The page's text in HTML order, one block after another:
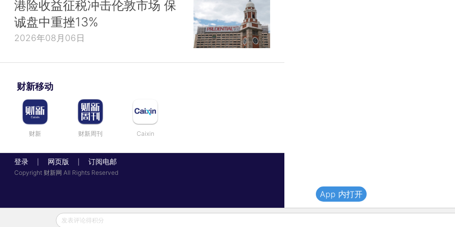
港险收益征税冲击伦敦市场 保
诚盘中重挫13%
2026年08月06日
财新移动
财新 财新周刊 Caixin
登录 网页版 订阅电邮
Copyright 财新网 All Rights Reserved
发表评论得积分
App 内打开